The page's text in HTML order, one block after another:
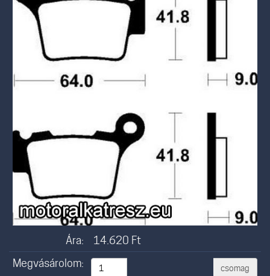
Ára: 14.620 Ft
Megvásárolom:
csomag